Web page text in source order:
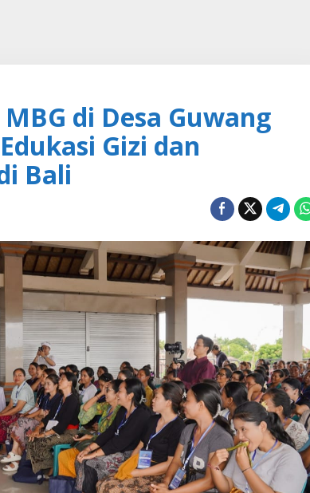
di Desa Guwang
Gizi dan
Bali